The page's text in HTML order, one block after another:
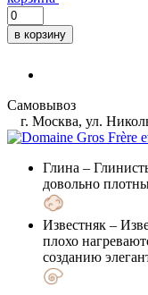
в корзину
Самовывоз
г. Москва, ул.
Глина –
довольно
Известняк –
плохо
созданию